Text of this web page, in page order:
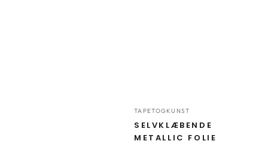
Forhandler:
TAPETOGKUNST
SELVKLÆBENDE
METALLIC FOLIE